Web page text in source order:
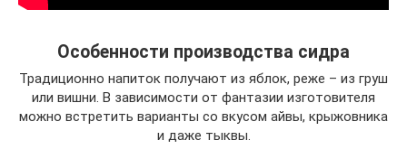
Особенности производства сидра
Традиционно напиток получают из яблок, реже – из груш
или вишни. В зависимости от фантазии изготовителя
можно встретить варианты со вкусом айвы, крыжовника
и даже тыквы.